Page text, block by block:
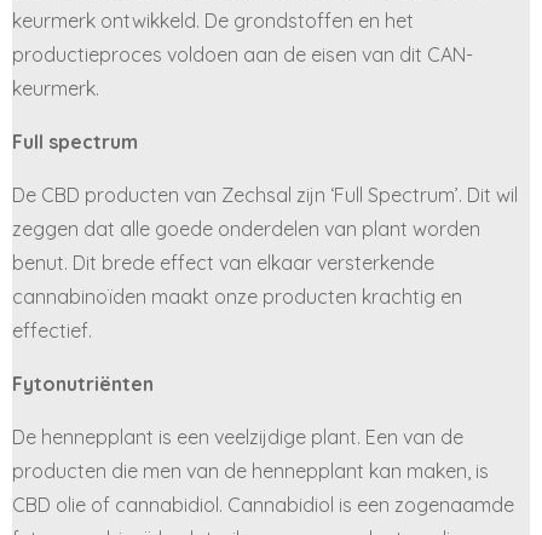
keurmerk ontwikkeld. De grondstoffen en het
productieproces voldoen aan de eisen van dit CAN-
keurmerk.
Full spectrum
De CBD producten van Zechsal zijn ‘Full Spectrum’. Dit wil
zeggen dat alle goede onderdelen van plant worden
benut. Dit brede effect van elkaar versterkende
cannabinoïden maakt onze producten krachtig en
effectief.
Fytonutriënten
De hennepplant is een veelzijdige plant. Een van de
producten die men van de hennepplant kan maken, is
CBD olie of cannabidiol. Cannabidiol is een zogenaamde